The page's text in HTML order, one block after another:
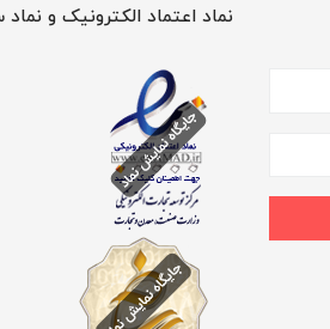
نماد اعتماد الکترونیک و